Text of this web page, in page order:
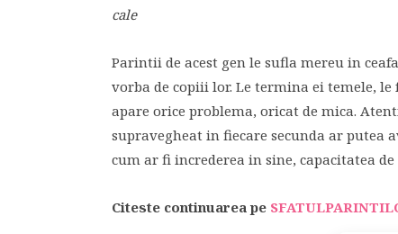
cale
Parintii de acest gen le sufla mereu in
vorba de copiii lor. Le termina ei temele,
apare orice problema, oricat de mica.
supravegheat in fiecare secunda ar
cum ar fi increderea in sine, capacitatea
Citeste continuarea pe